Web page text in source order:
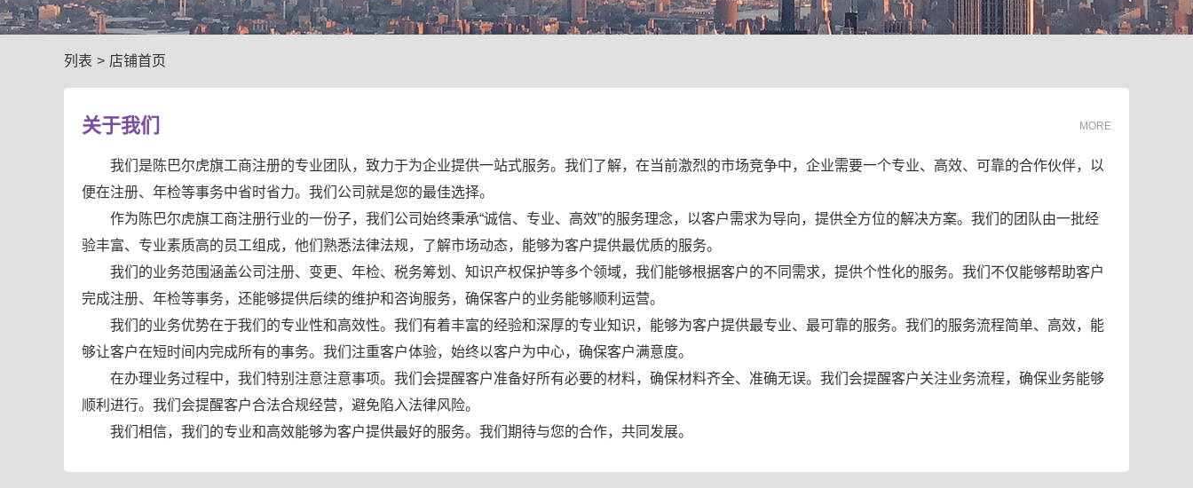
列表 > 店铺首页
关于我们 MORE
我们是陈巴尔虎旗工商注册的专业团队，致力于为企业提供一站式服务。我们了解，在当前激烈的市场竞争中，企业需要一个专业、高效、可靠的合作伙伴，以
便在注册、年检等事务中省时省力。我们公司就是您的最佳选择。
作为陈巴尔虎旗工商注册行业的一份子，我们公司始终秉承“诚信、专业、高效”的服务理念，以客户需求为导向，提供全方位的解决方案。我们的团队由一批经
验丰富、专业素质高的员工组成，他们熟悉法律法规，了解市场动态，能够为客户提供最优质的服务。
我们的业务范围涵盖公司注册、变更、年检、税务筹划、知识产权保护等多个领域，我们能够根据客户的不同需求，提供个性化的服务。我们不仅能够帮助客户
完成注册、年检等事务，还能够提供后续的维护和咨询服务，确保客户的业务能够顺利运营。
我们的业务优势在于我们的专业性和高效性。我们有着丰富的经验和深厚的专业知识，能够为客户提供最专业、最可靠的服务。我们的服务流程简单、高效，能
够让客户在短时间内完成所有的事务。我们注重客户体验，始终以客户为中心，确保客户满意度。
在办理业务过程中，我们特别注意注意事项。我们会提醒客户准备好所有必要的材料，确保材料齐全、准确无误。我们会提醒客户关注业务流程，确保业务能够
顺利进行。我们会提醒客户合法合规经营，避免陷入法律风险。
我们相信，我们的专业和高效能够为客户提供最好的服务。我们期待与您的合作，共同发展。